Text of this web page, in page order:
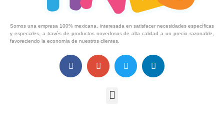
Somos una empresa 100% mexicana, interesada en satisfacer necesidades específicas
y especiales, a través de productos novedosos de alta calidad a un precio razonable,
favoreciendo la economía de nuestros clientes.